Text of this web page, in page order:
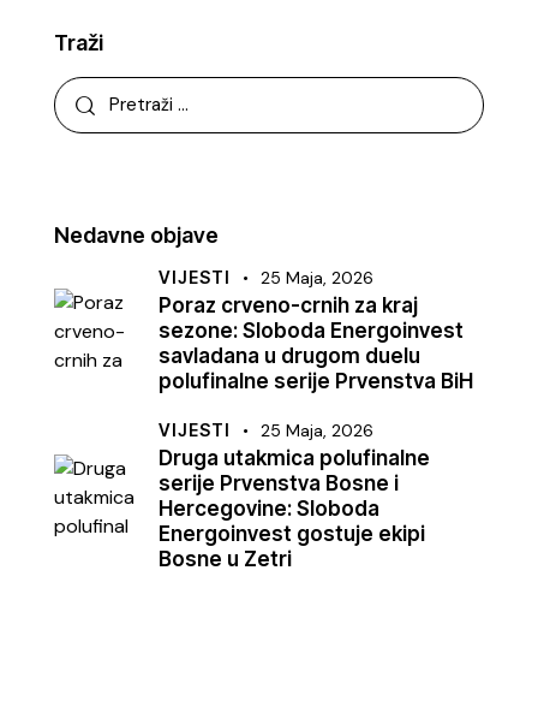
Traži
Nedavne objave
VIJESTI 25 Maja, 2026
Poraz crveno-crnih za kraj
sezone: Sloboda Energoinvest
savladana u drugom duelu
polufinalne serije Prvenstva BiH
VIJESTI 25 Maja, 2026
Druga utakmica polufinalne
serije Prvenstva Bosne i
Hercegovine: Sloboda
Energoinvest gostuje ekipi
Bosne u Zetri